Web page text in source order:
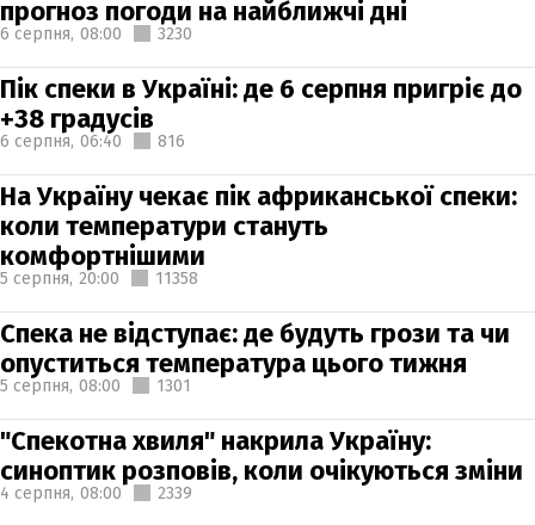
прогноз погоди на найближчі дні
6 серпня, 08:00 3230
Пік спеки в Україні: де 6 серпня пригріє до
+38 градусів
6 серпня, 06:40 816
На Україну чекає пік африканської спеки:
коли температури стануть
комфортнішими
5 серпня, 20:00 11358
Спека не відступає: де будуть грози та чи
опуститься температура цього тижня
5 серпня, 08:00 1301
"Спекотна хвиля" накрила Україну:
синоптик розповів, коли очікуються зміни
4 серпня, 08:00 2339